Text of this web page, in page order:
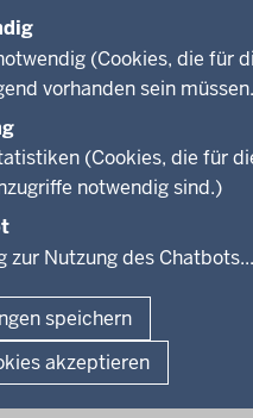
(Cookies, die für
vorhanden sein
(Cookies, die für
notwendig sind.)
zur Nutzung des Chatbots...
speichern
akzeptieren
Schule
NRW
UND
umweltrelevanter Anlagen
LinkedIn
Köln
Lizenzbedingungen Geobasis
Ressourcen
Kontakt